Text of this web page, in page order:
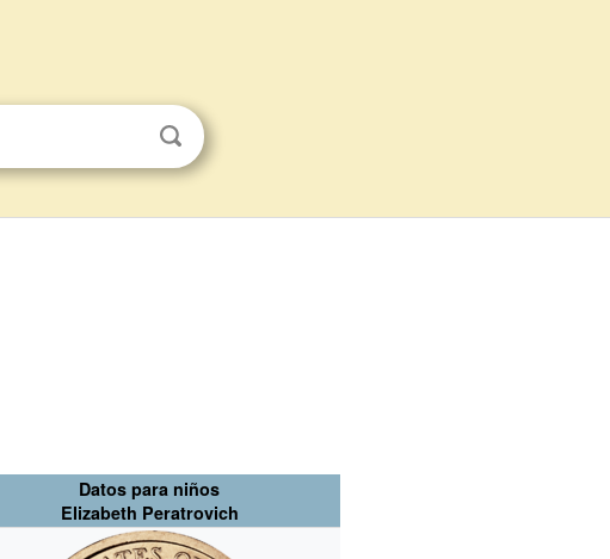
Datos para niños
Elizabeth Peratrovich